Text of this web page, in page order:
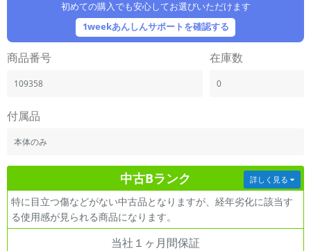
初めての購入でも安心してお選びいただけます
1weekあんしんサポートを確認する
商品番号
109358
在庫数
0
付属品
本体のみ
中古Bランク
特に目立つ傷などがない中古品となりますが、経年劣化に該当す
る使用感が見られる商品になります。
詳しく見る
当社１ヶ月間保証
製造、販売メーカーの絞り込み
機能・特徴
商品の搭載機能による絞り込み
商品状態の絞り込み
CPUの絞り込み
OS